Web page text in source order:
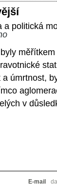
a politická
úmrtnost,
v
E-mail